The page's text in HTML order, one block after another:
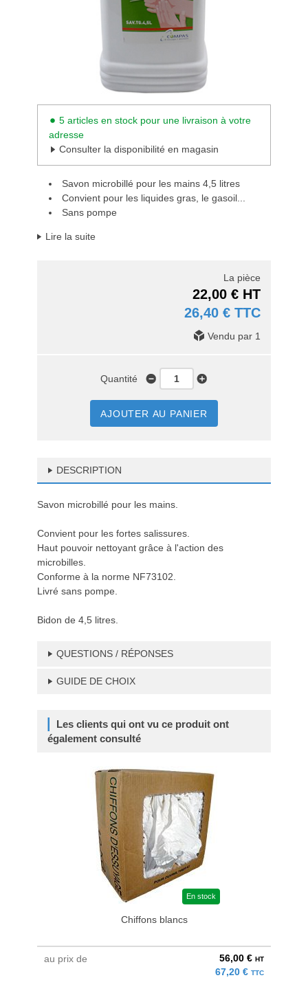
5 articles en stock pour une livraison à votre
adresse
Consulter la disponibilité en magasin
Savon microbillé pour les mains 4,5 litres
Convient pour les liquides gras, le gasoil...
Sans pompe
Lire la suite
La pièce
22,00 € HT
26,40 € TTC
Vendu par 1
Quantité
AJOUTER AU PANIER
DESCRIPTION
Savon microbillé pour les mains.
Convient pour les fortes salissures.
Haut pouvoir nettoyant grâce à l'action des
microbilles.
Conforme à la norme NF73102.
Livré sans pompe.
Bidon de 4,5 litres.
QUESTIONS / RÉPONSES
GUIDE DE CHOIX
Les clients qui ont vu ce produit ont
également consulté
En stock
Chiffons blancs
au prix de 56,00 € HT
67,20 € TTC